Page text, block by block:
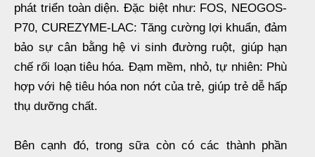
phát triển toàn diện. Đặc biệt như: FOS, NEOGOS-
P70, CUREZYME-LAC: Tăng cường lợi khuẩn, đảm
bảo sự cân bằng hệ vi sinh đường ruột, giúp hạn
chế rối loạn tiêu hóa. Đạm mềm, nhỏ, tự nhiên: Phù
hợp với hệ tiêu hóa non nớt của trẻ, giúp trẻ dễ hấp
thụ dưỡng chất.
Bên cạnh đó, trong sữa còn có các thành phần